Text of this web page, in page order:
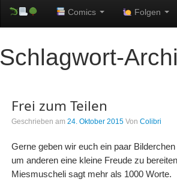
Comics Folgen
Schlagwort-
Frei zum Teilen
Geschrieben am 24. Oktober 2015 Von Colibri
Gerne geben wir euch ein paar
um anderen eine kleine Freude zu
Miesmuscheli sagt mehr als 1000 Worte.